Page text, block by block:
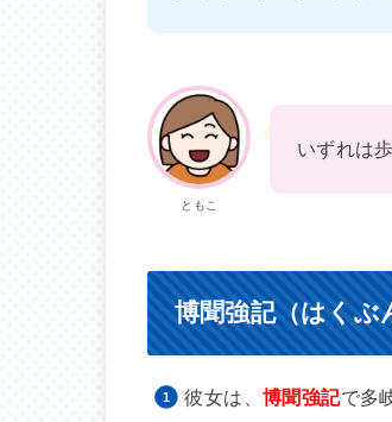
ともこ
いずれは
博聞強記（はくぶ
彼女は、 博聞強記で多